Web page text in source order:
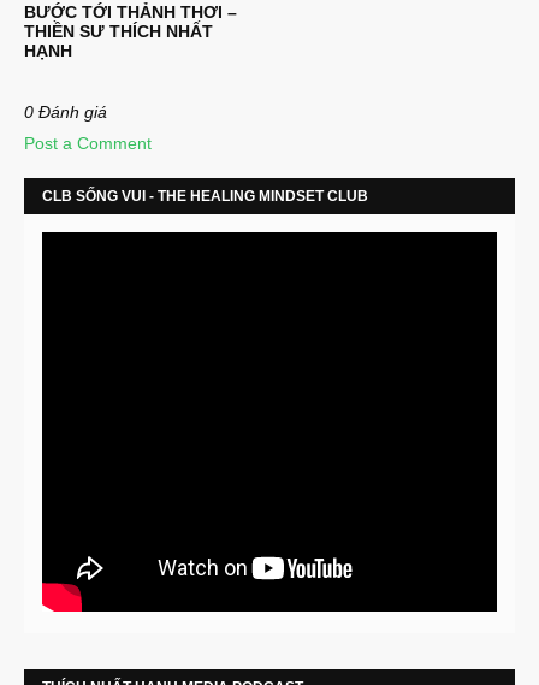
BƯỚC TỚI THẢNH THƠI –
THIỀN SƯ THÍCH NHẤT
HẠNH
0 Đánh giá
Post a Comment
CLB SỐNG VUI - THE HEALING MINDSET CLUB